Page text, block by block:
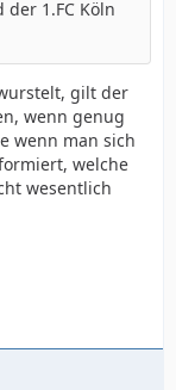
der 1.FC Köln
gilt der
wenn genug
wenn man sich
welche
wesentlich